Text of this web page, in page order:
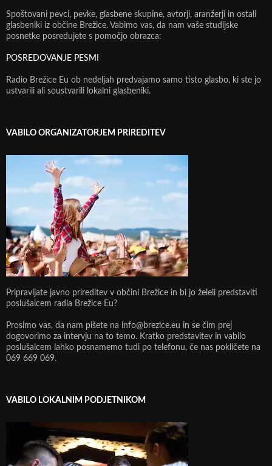
Spoštovani pevci, pevke, glasbene skupine, avtorji, aranžerji in ostali
glasbeniki iz občine Brežice. Vabimo vas, da nam vaše studijske
posnetke posredujete s pomočjo obrazca:
POSREDOVANJE PESMI
Radio Brežice Eu ob nedeljah predvajamo samo tisto glasbo, ki ste jo
ustvarili ali soustvarili lokalni glasbeniki.
VABILO ORGANIZATORJEM PRIREDITEV
Pripravljate javno prireditev v občini Brežice in bi jo želeli predstaviti
poslušalcem radia Brežice Eu?
Prosimo vas, da nam pišete na info@brezice.eu in se čim prej
dogovorimo za intervju na to temo. Kratko predstavitev in vabilo
poslušalcem lahko posnamemo tudi po telefonu, če nas pokličete na
069 669 069.
VABILO LOKALNIM PODJETNIKOM